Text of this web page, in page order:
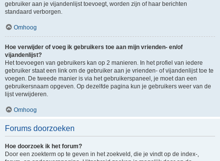
gebruiker aan je vijandenlijst toevoegt, worden zijn of haar berichten
standaard verborgen.
Omhoog
Hoe verwijder of voeg ik gebruikers toe aan mijn vrienden- en/of
vijandenlijst?
Het toevoegen van gebruikers kan op 2 manieren. In het profiel van iedere
gebruiker staat een link om de gebruiker aan je vrienden- of vijandenlijst toe te
voegen. De tweede manier is via het gebruikerspaneel, je moet dan een
gebruikersnaam opgeven. Op dezelfde pagina kun je gebruikers weer van de
lijst verwijderen.
Omhoog
Forums doorzoeken
Hoe doorzoek ik het forum?
Door een zoekterm op te geven in het zoekveld, die je vindt op de index-,